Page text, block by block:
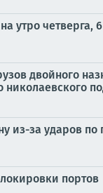
утро четверга, 6
двойного
из-за ударов по
портов